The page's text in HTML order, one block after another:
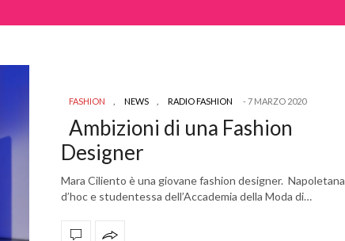
FASHION , NEWS , RADIO FASHION 7 MARZO 2020
Ambizioni di una Fashion
Designer
Mara Ciliento è una giovane fashion designer. Napoletana
d’hoc e studentessa dell’Accademia della Moda di…